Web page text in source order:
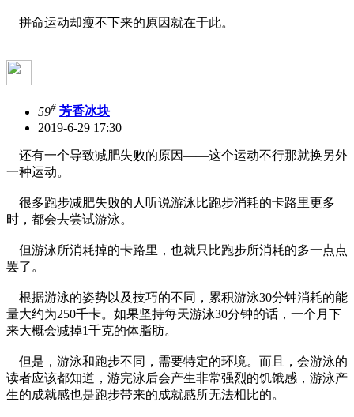
拼命运动却瘦不下来的原因就在于此。
59# 芳香冰块
2019-6-29 17:30
还有一个导致减肥失败的原因——这个运动不行那就换另外
一种运动。
很多跑步减肥失败的人听说游泳比跑步消耗的卡路里更多
时，都会去尝试游泳。
但游泳所消耗掉的卡路里，也就只比跑步所消耗的多一点点
罢了。
根据游泳的姿势以及技巧的不同，累积游泳30分钟消耗的能
量大约为250千卡。如果坚持每天游泳30分钟的话，一个月下
来大概会减掉1千克的体脂肪。
但是，游泳和跑步不同，需要特定的环境。而且，会游泳的
读者应该都知道，游完泳后会产生非常强烈的饥饿感，游泳产
生的成就感也是跑步带来的成就感所无法相比的。